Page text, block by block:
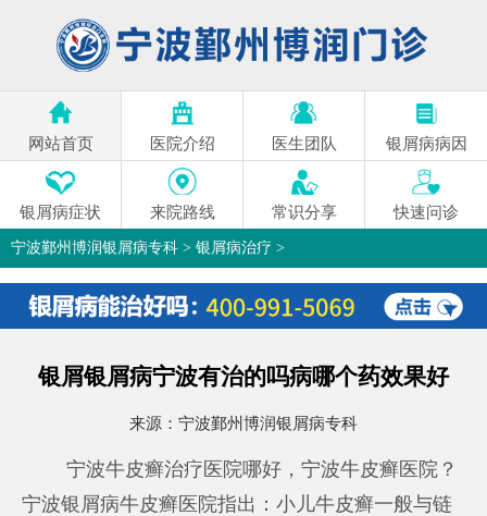
网站首页 医院介绍 医生团队 银屑病病因
银屑病症状 来院路线 常识分享 快速问诊
宁波鄞州博润银屑病专科 > 银屑病治疗 >
银屑银屑病宁波有治的吗病哪个药效果好
来源： 宁波鄞州博润银屑病专科
宁波牛皮癣治疗医院哪好，宁波牛皮癣医院？
宁波银屑病牛皮癣医院指出：小儿牛皮癣一般与链